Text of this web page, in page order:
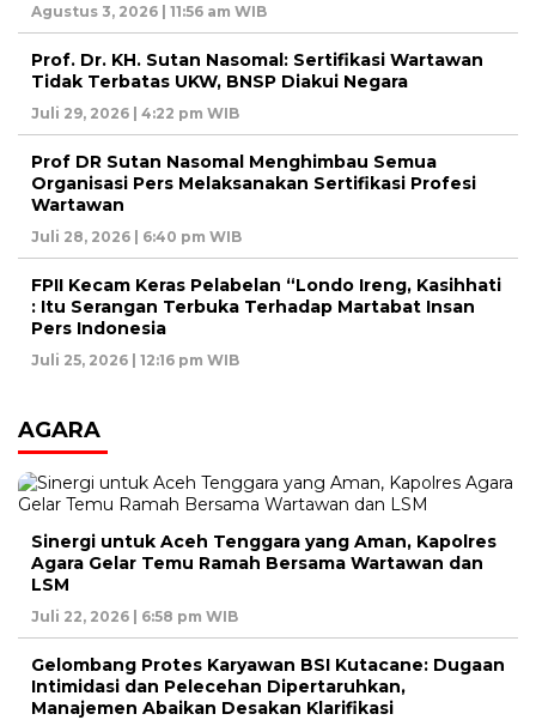
Agustus 3, 2026 | 11:56 am WIB
Prof. Dr. KH. Sutan Nasomal: Sertifikasi Wartawan
Tidak Terbatas UKW, BNSP Diakui Negara
Juli 29, 2026 | 4:22 pm WIB
Prof DR Sutan Nasomal Menghimbau Semua
Organisasi Pers Melaksanakan Sertifikasi Profesi
Wartawan
Juli 28, 2026 | 6:40 pm WIB
FPII Kecam Keras Pelabelan “Londo Ireng, Kasihhati
: Itu Serangan Terbuka Terhadap Martabat Insan
Pers Indonesia
Juli 25, 2026 | 12:16 pm WIB
AGARA
Sinergi untuk Aceh Tenggara yang Aman, Kapolres
Agara Gelar Temu Ramah Bersama Wartawan dan
LSM
Juli 22, 2026 | 6:58 pm WIB
Gelombang Protes Karyawan BSI Kutacane: Dugaan
Intimidasi dan Pelecehan Dipertaruhkan,
Manajemen Abaikan Desakan Klarifikasi